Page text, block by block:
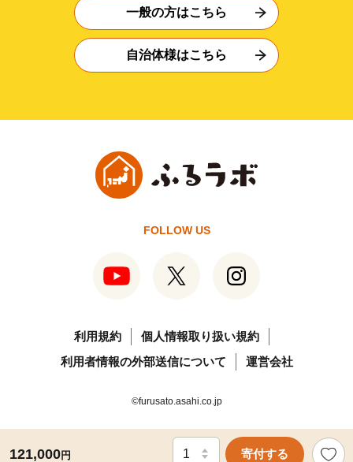
121,000円 寄付する
一般の方はこちら
自治体様はこちら
FOLLOW US
利用規約
個人情報取り扱い規約
利用者情報の外部送信について
運営会社
©furusato.asahi.co.jp